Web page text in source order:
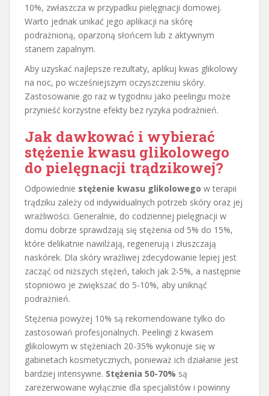
10%, zwłaszcza w przypadku pielęgnacji domowej.
Warto jednak unikać jego aplikacji na skórę
podrażnioną, oparzoną słońcem lub z aktywnym
stanem zapalnym.
Aby uzyskać najlepsze rezultaty, aplikuj kwas glikolowy
na noc, po wcześniejszym oczyszczeniu skóry.
Zastosowanie go raz w tygodniu jako peelingu może
przynieść korzystne efekty bez ryzyka podrażnień.
Jak dawkować i wybierać
stężenie kwasu glikolowego
do pielęgnacji trądzikowej?
Odpowiednie stężenie kwasu glikolowego w terapii
trądziku zależy od indywidualnych potrzeb skóry oraz jej
wrażliwości. Generalnie, do codziennej pielęgnacji w
domu dobrze sprawdzają się stężenia od 5% do 15%,
które delikatnie nawilżają, regenerują i złuszczają
naskórek. Dla skóry wrażliwej zdecydowanie lepiej jest
zacząć od niższych stężeń, takich jak 2-5%, a następnie
stopniowo je zwiększać do 5-10%, aby uniknąć
podrażnień.
Stężenia powyżej 10% są rekomendowane tylko do
zastosowań profesjonalnych. Peelingi z kwasem
glikolowym w stężeniach 20-35% wykonuje się w
gabinetach kosmetycznych, ponieważ ich działanie jest
bardziej intensywne. Stężenia 50-70% są
zarezerwowane wyłącznie dla specjalistów i powinny